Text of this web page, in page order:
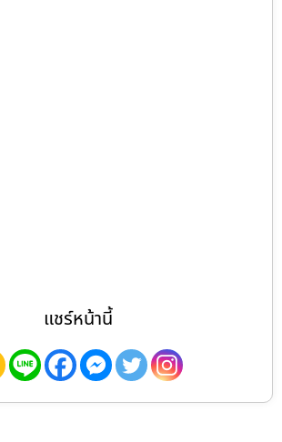
แชร์หน้านี้